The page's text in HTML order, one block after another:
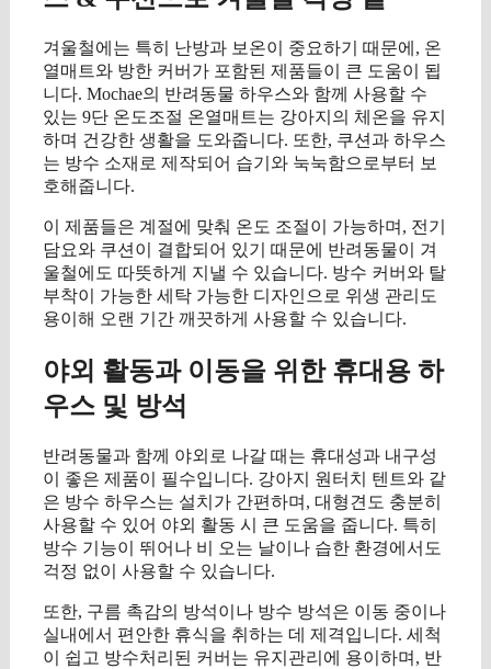
겨울철에는 특히 난방과 보온이 중요하기 때문에, 온
열매트와 방한 커버가 포함된 제품들이 큰 도움이 됩
니다. Mochae의 반려동물 하우스와 함께 사용할 수
있는 9단 온도조절 온열매트는 강아지의 체온을 유지
하며 건강한 생활을 도와줍니다. 또한, 쿠션과 하우스
는 방수 소재로 제작되어 습기와 눅눅함으로부터 보
호해줍니다.
이 제품들은 계절에 맞춰 온도 조절이 가능하며, 전기
담요와 쿠션이 결합되어 있기 때문에 반려동물이 겨
울철에도 따뜻하게 지낼 수 있습니다. 방수 커버와 탈
부착이 가능한 세탁 가능한 디자인으로 위생 관리도
용이해 오랜 기간 깨끗하게 사용할 수 있습니다.
야외 활동과 이동을 위한 휴대용 하
우스 및 방석
반려동물과 함께 야외로 나갈 때는 휴대성과 내구성
이 좋은 제품이 필수입니다. 강아지 원터치 텐트와 같
은 방수 하우스는 설치가 간편하며, 대형견도 충분히
사용할 수 있어 야외 활동 시 큰 도움을 줍니다. 특히
방수 기능이 뛰어나 비 오는 날이나 습한 환경에서도
걱정 없이 사용할 수 있습니다.
또한, 구름 촉감의 방석이나 방수 방석은 이동 중이나
실내에서 편안한 휴식을 취하는 데 제격입니다. 세척
이 쉽고 방수처리된 커버는 유지관리에 용이하며, 반